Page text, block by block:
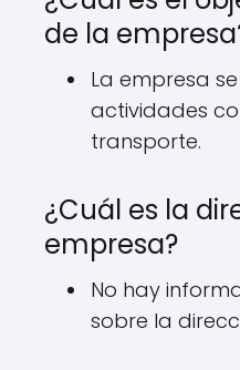
de la
La empresa
actividades
transporte.
¿Cuál es la
empresa?
No hay
sobre la